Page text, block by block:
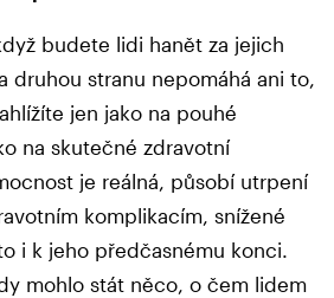
budete lidi hanět za jejich
druhou stranu nepomáhá ani to,
jen jako na pouhé
na skutečné zdravotní
je reálná, působí utrpení
komplikacím, snížené
i k jeho předčasnému konci.
mohlo stát něco, o čem lidem